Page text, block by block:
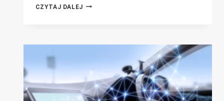
CZYTAJ DALEJTRANSPORT
TO
ZŁY
POMYSŁ?